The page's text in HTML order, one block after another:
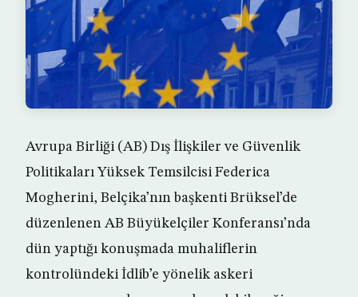
Avrupa Birliği (AB) Dış İlişkiler ve Güvenlik
Politikaları Yüksek Temsilcisi Federica
Mogherini, Belçika’nın başkenti Brüksel’de
düzenlenen AB Büyükelçiler Konferansı’nda
dün yaptığı konuşmada muhaliflerin
kontrolündeki İdlib’e yönelik askeri